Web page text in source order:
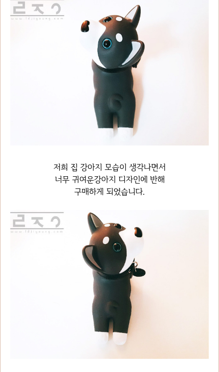
저희 집 강아지 모습이 생각나면서
너무 귀여운강아지 디자인에 반해
구매하게 되었습니다.